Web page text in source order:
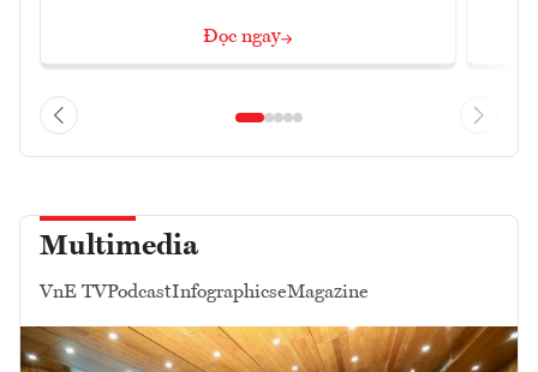
Đọc ngay
Multimedia
VnE TVPodcastInfographicseMagazine